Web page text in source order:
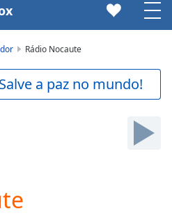
Rádio Nocaute
a paz no mundo!